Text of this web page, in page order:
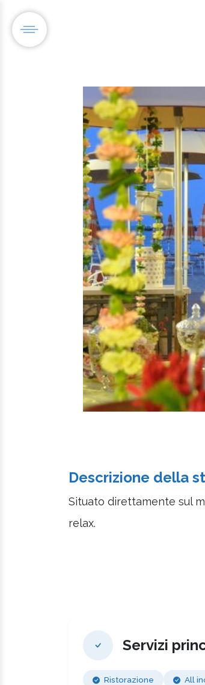
Descrizione della
Situato direttamente sul
relax.
Servizi
Ristorazione
All